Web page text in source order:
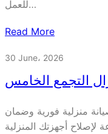
للعمل…
Read More
30 June، 2026
التجمع الخامس
منزلية فورية وضمان
أجهزتك المنزلية